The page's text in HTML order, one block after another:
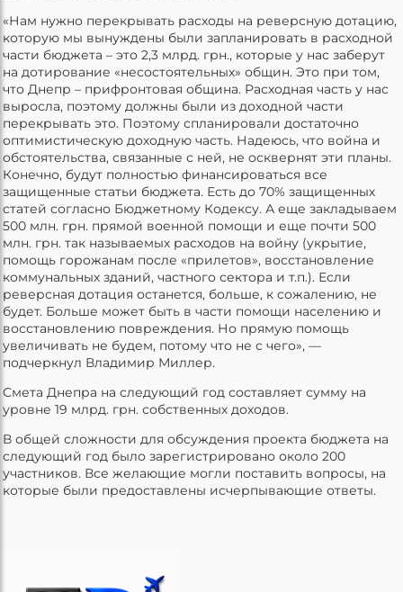
«Нам нужно перекрывать расходы на реверсную дотацию,
которую мы вынуждены были запланировать в расходной
части бюджета – это 2,3 млрд. грн., которые у нас заберут
на дотирование «несостоятельных» общин. Это при том,
что Днепр – прифронтовая община. Расходная часть у нас
выросла, поэтому должны были из доходной части
перекрывать это. Поэтому спланировали достаточно
оптимистическую доходную часть. Надеюсь, что война и
обстоятельства, связанные с ней, не осквернят эти планы.
Конечно, будут полностью финансироваться все
защищенные статьи бюджета. Есть до 70% защищенных
статей согласно Бюджетному Кодексу. А еще закладываем
500 млн. грн. прямой военной помощи и еще почти 500
млн. грн. так называемых расходов на войну (укрытие,
помощь горожанам после «прилетов», восстановление
коммунальных зданий, частного сектора и т.п.). Если
реверсная дотация останется, больше, к сожалению, не
будет. Больше может быть в части помощи населению и
восстановлению повреждения. Но прямую помощь
увеличивать не будем, потому что не с чего», —
подчеркнул Владимир Миллер.
Смета Днепра на следующий год составляет сумму на
уровне 19 млрд. грн. собственных доходов.
В общей сложности для обсуждения проекта бюджета на
следующий год было зарегистрировано около 200
участников. Все желающие могли поставить вопросы, на
которые были предоставлены исчерпывающие ответы.